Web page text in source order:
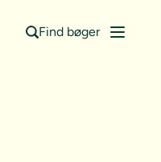
Find bøger